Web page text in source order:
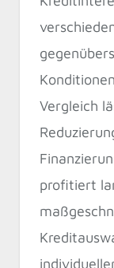
Vergleich
profitiert